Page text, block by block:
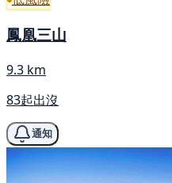
鳳凰三山
9.3 km
83起出沒
通知